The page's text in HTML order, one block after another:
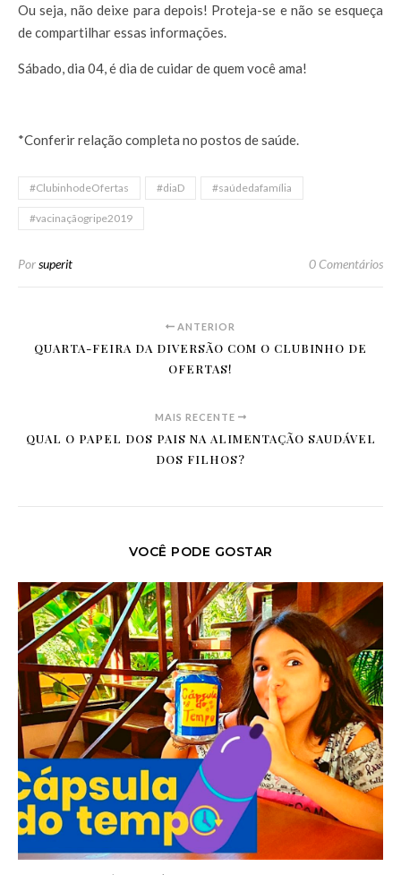
Ou seja, não deixe para depois! Proteja-se e não se esqueça
de compartilhar essas informações.
Sábado, dia 04, é dia de cuidar de quem você ama!
*Conferir relação completa no postos de saúde.
#ClubinhodeOfertas #diaD #saúdedafamília
#vacinaçãogripe2019
Porsuperit 0 Comentários
ANTERIOR
QUARTA-FEIRA DA DIVERSÃO COM O CLUBINHO DE
OFERTAS!
MAIS RECENTE
QUAL O PAPEL DOS PAIS NA ALIMENTAÇÃO SAUDÁVEL
DOS FILHOS?
VOCÊ PODE GOSTAR